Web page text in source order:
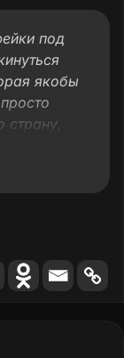
под
якобы
страну,
их